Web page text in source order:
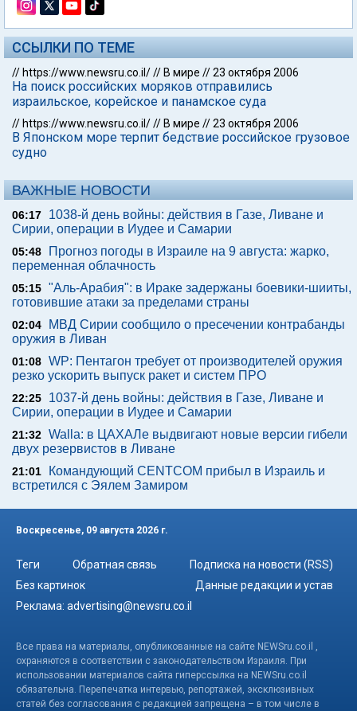
ССЫЛКИ ПО ТЕМЕ
// https://www.newsru.co.il/// В мире //23 октября 2006
На поиск российских моряков отправились
израильское, корейское и панамское суда
// https://www.newsru.co.il/// В мире //23 октября 2006
В Японском море терпит бедствие российское грузовое
судно
ВАЖНЫЕ НОВОСТИ
06:17
1038-й день войны: действия в Газе, Ливане и
Сирии, операции в Иудее и Самарии
05:48
Прогноз погоды в Израиле на 9 августа: жарко,
переменная облачность
05:15 "Аль-Арабия": в Ираке задержаны боевики-шииты,
готовившие атаки за пределами страны
02:04
МВД Сирии сообщило о пресечении контрабанды
оружия в Ливан
01:08 WP: Пентагон требует от производителей оружия
резко ускорить выпуск ракет и систем ПРО
22:25
1037-й день войны: действия в Газе, Ливане и
Сирии, операции в Иудее и Самарии
21:32 Walla: в ЦАХАЛе выдвигают новые версии гибели
двух резервистов в Ливане
21:01
Командующий CENTCOM прибыл в Израиль и
встретился с Эялем Замиром
Воскресенье, 09 августа 2026 г.
Теги Обратная связь
Подписка на новости (RSS)
Без картинок
Данные редакции и устав
Реклама: advertising@newsru.co.il
Все права на материалы, опубликованные на сайте NEWSru.co.il ,
охраняются в соответствии с законодательством Израиля. При
использовании материалов сайта гиперссылка на NEWSru.co.il
обязательна. Перепечатка интервью, репортажей, эксклюзивных
статей без согласования с редакцией запрещена – в том числе в